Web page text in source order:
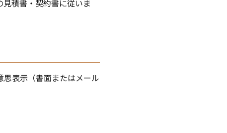
積書・契約書に従いま
表示（書面またはメール